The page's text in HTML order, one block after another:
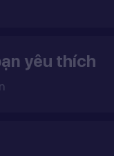
yêu thích